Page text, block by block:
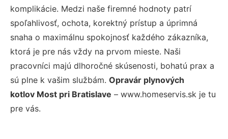
komplikácie. Medzi naše firemné hodnoty patrí
spoľahlivosť, ochota, korektný prístup a úprimná
snaha o maximálnu spokojnosť každého zákazníka,
ktorá je pre nás vždy na prvom mieste. Naši
pracovníci majú dlhoročné skúsenosti, bohatú prax a
sú plne k vašim službám. Opravár plynových
kotlov Most pri Bratislave – www.homeservis.sk je tu
pre vás.